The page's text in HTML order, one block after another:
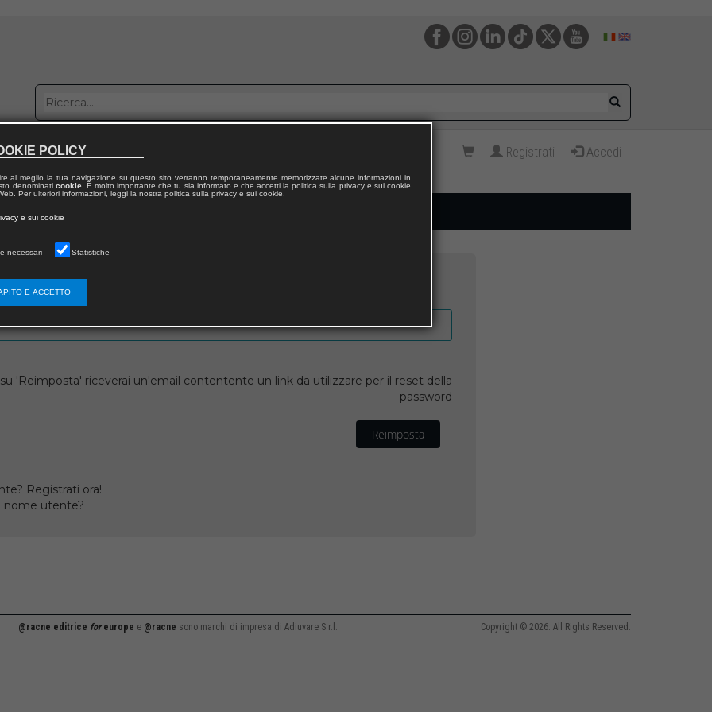
con noi Registrati Accedi
'Reimposta' riceverai un'email contentente un link da utilizzare per il reset della
password
Reimposta
Registrati ora!
nome utente?
@racne editrice foreurope e @racne sono marchi di impresa di Adiuvare S.r.l. Copyright © 2026. All Rights Reserved.
POLICY
al meglio la tua navigazione su questo sito verranno temporaneamente memorizzate alcune informazioni in
denominati cookie. È molto importante che tu sia informato e che accetti la politica sulla privacy e sui cookie
Per ulteriori informazioni, leggi la nostra politica sulla privacy e sui cookie.
e sui cookie
necessari Statistiche
E ACCETTO